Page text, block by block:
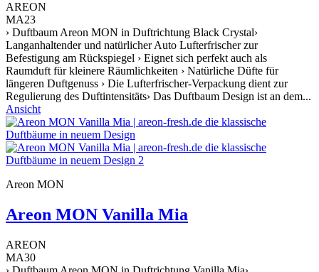
AREON
MA23
› Duftbaum Areon MON in Duftrichtung Black Crystal›
Langanhaltender und natürlicher Auto Lufterfrischer zur
Befestigung am Rückspiegel › Eignet sich perfekt auch als
Raumduft für kleinere Räumlichkeiten › Natürliche Düfte für
längeren Duftgenuss › Die Lufterfrischer-Verpackung dient zur
Regulierung des Duftintensitäts› Das Duftbaum Design ist an dem...
Ansicht
Areon MON
Areon MON Vanilla Mia
AREON
MA30